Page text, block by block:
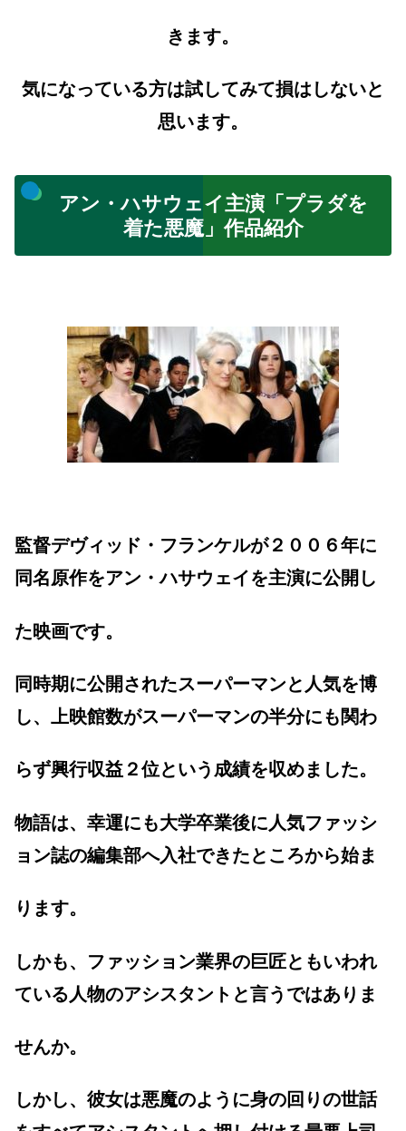
きます。
気になっている方は試してみて損はしないと
思います。
アン・ハサウェイ主演「プラダを
着た悪魔」作品紹介
監督デヴィッド・フランケルが２００６年に
同名原作をアン・ハサウェイを主演に公開し
た映画です。
同時期に公開されたスーパーマンと人気を博
し、上映館数がスーパーマンの半分にも関わ
らず興行収益２位という成績を収めました。
物語は、幸運にも大学卒業後に人気ファッシ
ョン誌の編集部へ入社できたところから始ま
ります。
しかも、ファッション業界の巨匠ともいわれ
ている人物のアシスタントと言うではありま
せんか。
しかし、彼女は悪魔のように身の回りの世話